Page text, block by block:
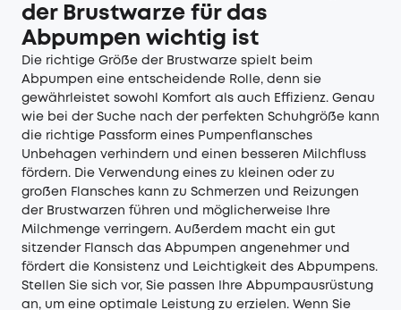
der Brustwarze für das
Abpumpen wichtig ist
Die richtige Größe der Brustwarze spielt beim
Abpumpen eine entscheidende Rolle, denn sie
gewährleistet sowohl Komfort als auch Effizienz. Genau
wie bei der Suche nach der perfekten Schuhgröße kann
die richtige Passform eines Pumpenflansches
Unbehagen verhindern und einen besseren Milchfluss
fördern. Die Verwendung eines zu kleinen oder zu
großen Flansches kann zu Schmerzen und Reizungen
der Brustwarzen führen und möglicherweise Ihre
Milchmenge verringern. Außerdem macht ein gut
sitzender Flansch das Abpumpen angenehmer und
fördert die Konsistenz und Leichtigkeit des Abpumpens.
Stellen Sie sich vor, Sie passen Ihre Abpumpausrüstung
an, um eine optimale Leistung zu erzielen. Wenn Sie